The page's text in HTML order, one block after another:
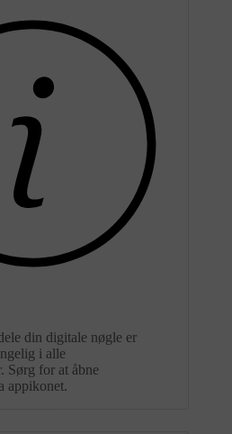
din digitale nøgle er
i alle
Sørg for at åbne
appikonet.